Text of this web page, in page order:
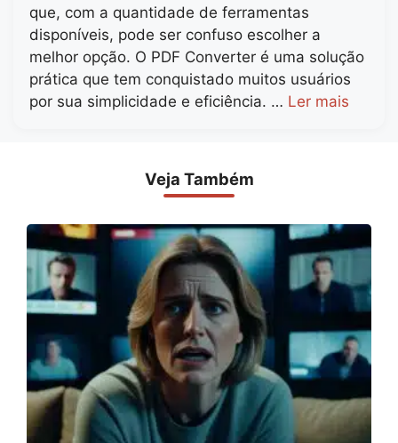
que, com a quantidade de ferramentas
disponíveis, pode ser confuso escolher a
melhor opção. O PDF Converter é uma solução
prática que tem conquistado muitos usuários
por sua simplicidade e eficiência. … Ler mais
Veja Também